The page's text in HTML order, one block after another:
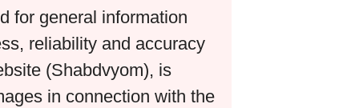
for general information
reliability and accuracy
(Shabdvyom), is
in connection with the